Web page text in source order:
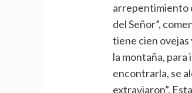
arrepentimiento
del Señor”,
tiene cien ovejas
la montaña, para
encontrarla, se
extraviaron”.